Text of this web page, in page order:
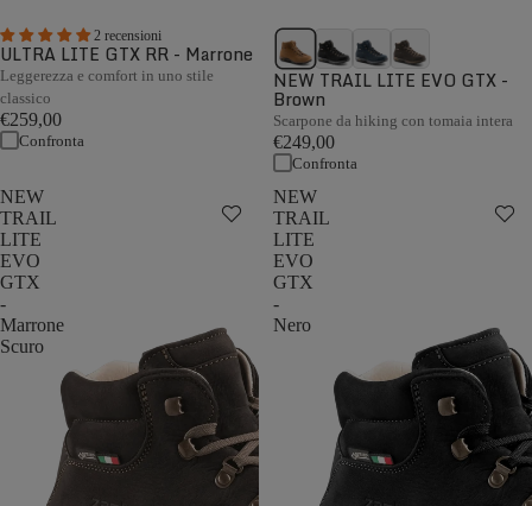
2 recensioni
ULTRA LITE GTX RR - Marrone
Leggerezza e comfort in uno stile
classico
€259,00
Confronta
NEW TRAIL LITE EVO GTX -
Brown
Scarpone da hiking con tomaia intera
€249,00
Confronta
NEW
TRAIL
LITE
EVO
GTX
-
Marrone
Scuro
NEW
TRAIL
LITE
EVO
GTX
-
Nero